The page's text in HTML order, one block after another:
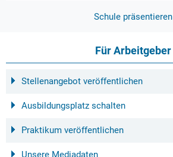
Schule präsentieren
Für Arbeitgeber
Stellenangebot veröffentlichen
Ausbildungsplatz schalten
Praktikum veröffentlichen
Unsere Mediadaten